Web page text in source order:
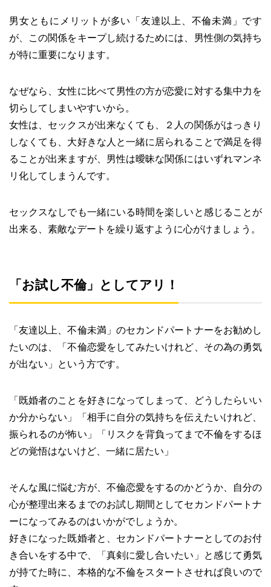
男女ともにメリットが多い「友達以上、不倫未満」です
が、この関係をキープし続けるためには、男性側の気持ち
が特に重要になります。
なぜなら、女性に比べて男性の方が恋愛に対する集中力を
切らしてしまいやすいから。
女性は、セックスが出来なくても、２人の関係がはっきり
しなくても、大好きな人と一緒に居られることで満足を得
ることが出来ますが、男性は曖昧な関係にはいずれマンネ
リ化してしまうんです。
セックスなしでも一緒にいる時間を楽しいと感じることが
出来る、素敵なデートを繰り返すように心がけましょう。
「お試し不倫」としてアリ！
「友達以上、不倫未満」のセカンドパートナーをお勧めし
たいのは、「不倫恋愛をしてみたいけれど、その為の勇気
が出ない」という方です。
「既婚者のことを好きになってしまって、どうしたらいい
か分からない」「相手に自分の気持ちを伝えたいけれど、
振られるのが怖い」「リスクを背負ってまで不倫をするほ
どの覚悟はないけど、一緒に居たい」
そんな風に悩む方が、不倫恋愛をするのかどうか、自分の
心が整理出来るまでのお試し期間としてセカンドパートナ
ーになってみるのはいかがでしょうか。
好きになった既婚者と、セカンドパートナーとしてのお付
き合いをする中で、「真剣に愛し合いたい」と感じて勇気
が持てた時に、本格的な不倫をスタートさせれば良いので